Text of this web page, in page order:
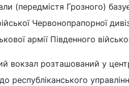
(передмістя Грозного)
Червонопрапорної
армії Південного
вокзал розташований у
республіканського